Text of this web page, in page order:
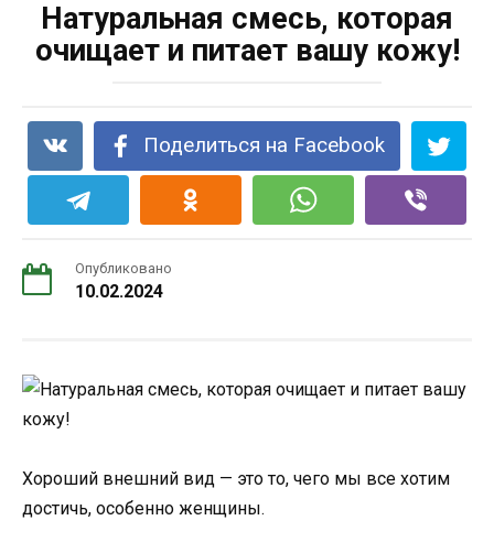
Натуральная смесь, которая
очищает и питает вашу кожу!
Поделиться на Facebook
Опубликовано
10.02.2024
Хороший внешний вид — это то, чего мы все хотим
достичь, особенно женщины.